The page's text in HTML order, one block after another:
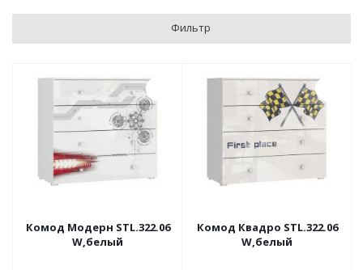
Фильтр
Комод Модерн STL.322.06
W,белый
Комод Квадро STL.322.06
W,белый